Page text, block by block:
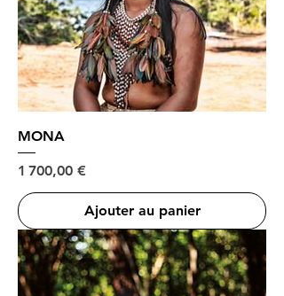
MONA
Prix
1 700,00 €
Ajouter au panier